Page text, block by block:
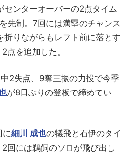
センターオーバーの2点タイム
先制。7回には満塁のチャンス
折りながらもレフト前に落とす
点を追加した。
2失点、9奪三振の力投で今季
が8日ぶりの登板で締めてい
に細川 成也の犠飛と石伊のタイ
回には鵜飼のソロが飛び出し